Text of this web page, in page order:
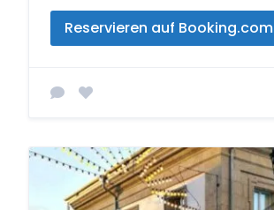
Reservieren auf Booking.com